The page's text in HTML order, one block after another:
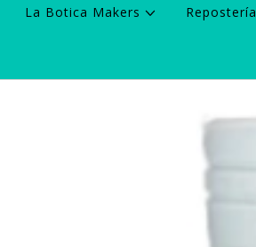
La Botica Makers Repostería